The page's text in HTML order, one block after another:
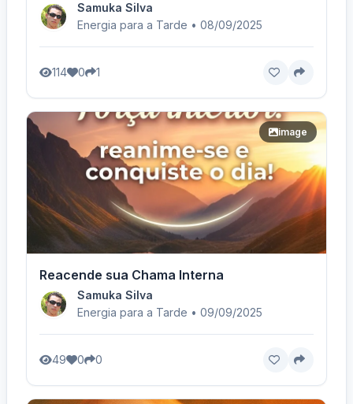
Samuka Silva
Energia para a Tarde • 08/09/2025
114 0 1
image
Reacende sua Chama Interna
Samuka Silva
Energia para a Tarde • 09/09/2025
49 0 0